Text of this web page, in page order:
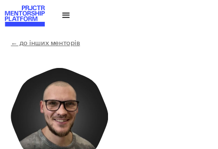
← до інших менторів